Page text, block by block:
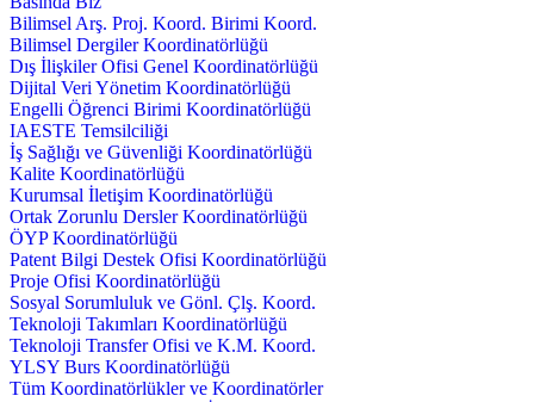
Bilimsel Arş. Proj. Koord. Birimi Koord.
Bilimsel Dergiler Koordinatörlüğü
Dış İlişkiler Ofisi Genel Koordinatörlüğü
Dijital Veri Yönetim Koordinatörlüğü
Engelli Öğrenci Birimi Koordinatörlüğü
IAESTE Temsilciliği
İş Sağlığı ve Güvenliği Koordinatörlüğü
Kalite Koordinatörlüğü
Kurumsal İletişim Koordinatörlüğü
Ortak Zorunlu Dersler Koordinatörlüğü
ÖYP Koordinatörlüğü
Patent Bilgi Destek Ofisi Koordinatörlüğü
Proje Ofisi Koordinatörlüğü
Sosyal Sorumluluk ve Gönl. Çlş. Koord.
Teknoloji Takımları Koordinatörlüğü
Teknoloji Transfer Ofisi ve K.M. Koord.
YLSY Burs Koordinatörlüğü
Tüm Koordinatörlükler ve Koordinatörler